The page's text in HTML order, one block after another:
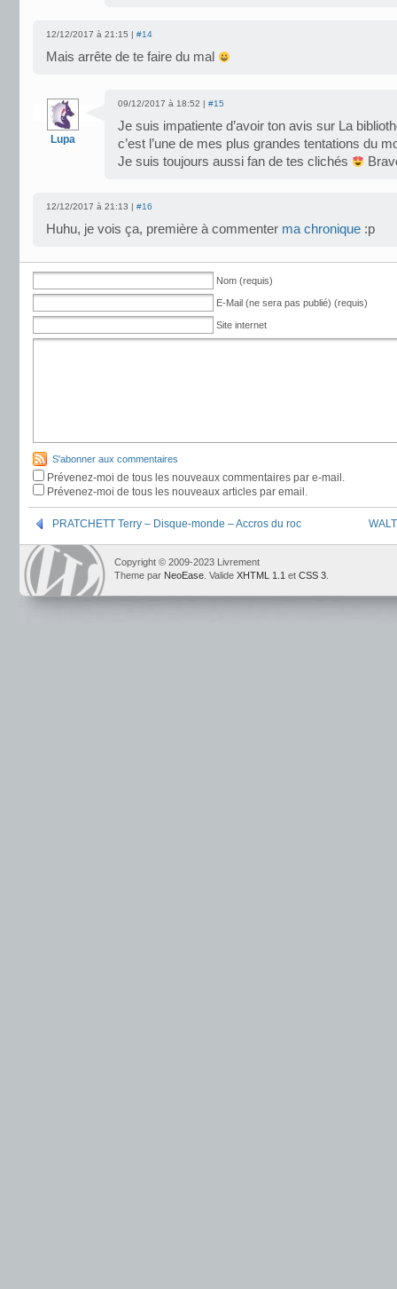
12/12/2017 à 21:15 | #14
Mais arrête de te faire du mal
Lupa
09/12/2017 à 18:52 | #15
Je suis impatiente d’avoir ton avis sur La
c’est l’une de mes plus grandes tentations du
Je suis toujours aussi fan de tes clichés
12/12/2017 à 21:13 | #16
Huhu, je vois ça, première à commenter ma chronique :p
Nom (requis)
E-Mail (ne sera pas publié) (requis)
Site internet
S'abonner aux commentaires
Prévenez-moi de tous les nouveaux commentaires par e-mail.
Prévenez-moi de tous les nouveaux articles par email.
PRATCHETT Terry – Disque-monde – Accros du roc
Copyright © 2009-2023 Livrement
Theme par NeoEase . Valide XHTML 1.1 et CSS 3